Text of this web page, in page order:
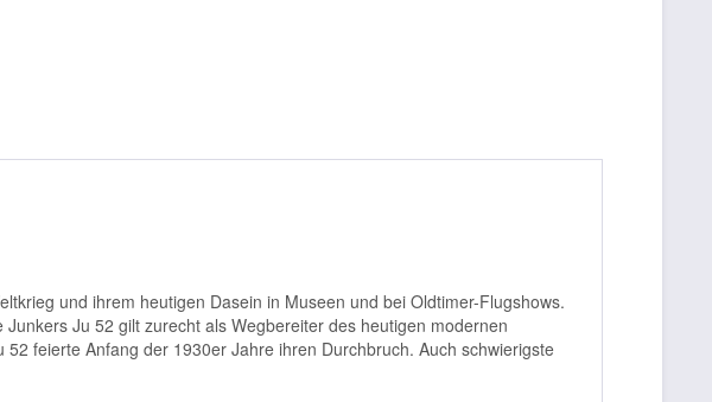
und ihrem heutigen Dasein in Museen und bei Oldtimer-Flugshows.
Ju 52 gilt zurecht als Wegbereiter des heutigen modernen
feierte Anfang der 1930er Jahre ihren Durchbruch. Auch schwierigste